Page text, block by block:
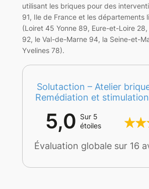
utilisant les briques pour des
91, Ile de France et les départements
(Loiret 45 Yonne 89, Eure-et-Loire
92, le Val-de-Marne 94, la Seine-et-
Yvelines 78).
Solutaction – Atelier
Remédiation et
5,0 Sur 5
étoiles
Évaluation globale sur 16